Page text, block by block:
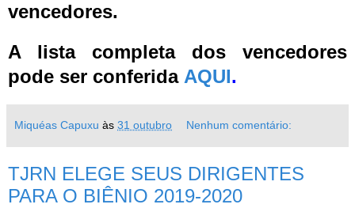
vencedores.
A lista completa dos vencedores
pode ser conferida AQUI.
Miquéas Capuxu às 31 outubro Nenhum comentário:
TJRN ELEGE SEUS DIRIGENTES
PARA O BIÊNIO 2019-2020